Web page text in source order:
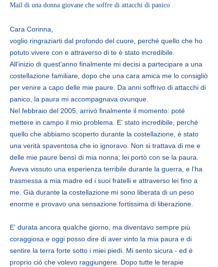
Mail di una donna giovane che soffre di attacchi di panico
Cara Corinna,
voglio ringraziarti dal profondo del cuore, perché quello che ho
potuto vivere con e attraverso di te è stato incredibile.
All'inizio di quest'anno finalmente mi decisi a partecipare a una
costellazione familiare, dopo che una cara amica me lo consigliò
per venire a capo delle mie paure. Da anni soffrivo di attacchi di
panico, la paura mi accompagnava ovunque.
Nel febbraio del 2005, arrivò finalmente il momento: poté
mettere in campo il mio problema. E' stato incredibile, perché
quello che abbiamo scoperto durante la costellazione, è stato
una verità spaventosa che io ignoravo. Non si trattava di me e
delle mie paure bensì di mia nonna; lei portò con se la paura.
Aveva vissuto una esperienza terribile durante la guerra, e l'ha
trasmessa a mia madre ed i suoi fratelli e attraverso lei fino a
me. Già durante la costellazione mi sono liberata di un peso
enorme e provavo una sensazione fortissima di liberazione.
E' durata ancora qualche giorno, ma diventavo sempre più
coraggiosa e oggi posso dire di aver vinto la mia paura e di
sentire la terra forte sotto i miei piedi. Mi sento sicura - ed è
proprio ciò che volevo raggiungere. Dopo tutte le terapie